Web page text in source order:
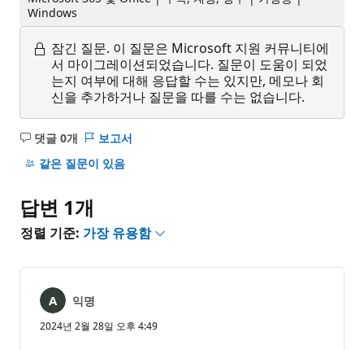
Windows
잠긴 질문. 이 질문은 Microsoft 지원 커뮤니티에
서 마이그레이션되었습니다. 질문이 도움이 되었
는지 여부에 대해 응답할 수는 있지만, 메모나 회
신을 추가하거나 질문을 따를 수는 없습니다.
댓글 0개
설
명
음
보고서
같은 질문이 있음
답변 1개
정렬 기준: 가장 유용함
익명
2024년 2월 28일 오후 4:49